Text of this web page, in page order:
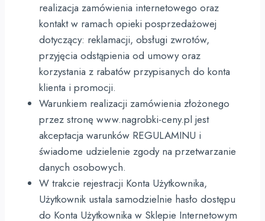
realizacja zamówienia internetowego oraz
kontakt w ramach opieki posprzedażowej
dotyczący: reklamacji, obsługi zwrotów,
przyjęcia odstąpienia od umowy oraz
korzystania z rabatów przypisanych do konta
klienta i promocji.
Warunkiem realizacji zamówienia złożonego
przez stronę www.nagrobki-ceny.pl jest
akceptacja warunków REGULAMINU i
świadome udzielenie zgody na przetwarzanie
danych osobowych.
W trakcie rejestracji Konta Użytkownika,
Użytkownik ustala samodzielnie hasło dostępu
do Konta Użytkownika w Sklepie Internetowym